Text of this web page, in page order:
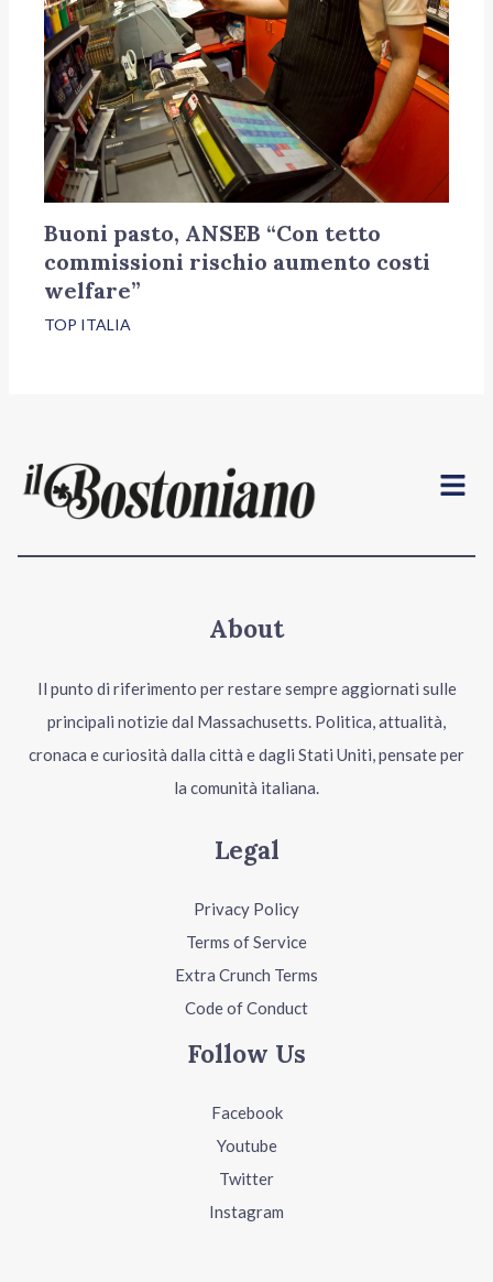
Buoni pasto, ANSEB “Con tetto
commissioni rischio aumento costi
welfare”
TOP ITALIA
Menu
About
Il punto di riferimento per restare sempre aggiornati sulle
principali notizie dal Massachusetts. Politica, attualità,
cronaca e curiosità dalla città e dagli Stati Uniti, pensate per
la comunità italiana.
Legal
Privacy Policy
Terms of Service
Extra Crunch Terms
Code of Conduct
Follow Us
Facebook
Youtube
Twitter
Instagram